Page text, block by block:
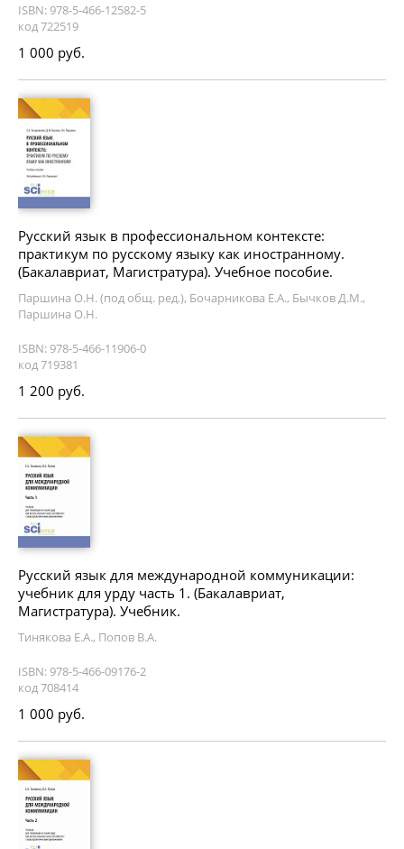
ISBN: 978-5-466-12582-5
код 722519
1 000 руб.
Русский язык в профессиональном контексте:
практикум по русскому языку как иностранному.
(Бакалавриат, Магистратура). Учебное пособие.
Паршина О.Н. (под общ. ред.), Бочарникова Е.А., Бычков Д.М.,
Паршина О.Н.
ISBN: 978-5-466-11906-0
код 719381
1 200 руб.
Русский язык для международной коммуникации:
учебник для урду часть 1. (Бакалавриат,
Магистратура). Учебник.
Тинякова Е.А., Попов В.А.
ISBN: 978-5-466-09176-2
код 708414
1 000 руб.